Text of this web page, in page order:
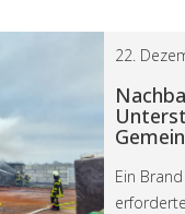
22.
Ein